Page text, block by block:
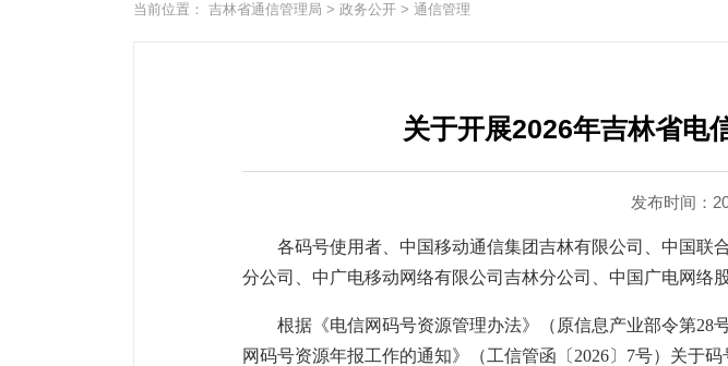
当前位置： 吉林省通信管理局 > 政务公开 > 通信管理
关于开展2026年吉林省电
发布时间：
各码号使用者、中国移动通信集团吉林有限公司、中国联
分公司、中广电移动网络有限公司吉林分公司、中国广电网络
根据《电信网码号资源管理办法》（原信息产业部令第28
网码号资源年报工作的通知》（工信管函〔2026〕7号）关于